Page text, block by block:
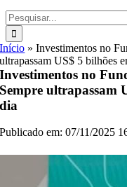
Buscar
resultados
para:
Início »Investimentos no
ultrapassam US$ 5 bilhões
Investimentos no
Sempre ultrapassam
dia
Publicado em: 07/11/2025